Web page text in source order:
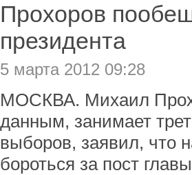
Прохоров
президента
5 марта 2012 09:28
МОСКВА. Михаил
данным, занимает
выборов, заявил, что
бороться за пост